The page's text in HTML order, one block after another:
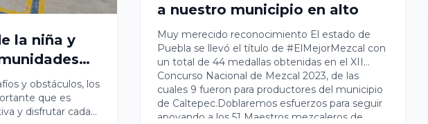
la niña y
y obstáculos, los
que es
y disfrutar cada
a nuestro municipio en alto
Muy merecido reconocimiento El estado de
Puebla se llevó el título de #ElMejorMezcal con
un total de 44 medallas obtenidas en el XII
Concurso Nacional de Mezcal 2023, de las
cuales 9 fueron para productores del municipio
de Caltepec.Doblaremos esfuerzos para seguir
apoyando a los 51 Maestros mezcaleros de